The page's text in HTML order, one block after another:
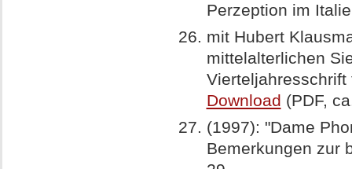
Perzeption im
mit Hubert
mittelalterlichen
Vierteljahresschrift
Download (PDF,
(1997): "Dame
Bemerkungen zur